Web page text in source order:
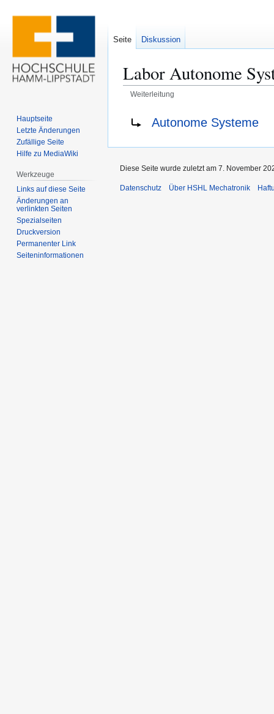
Labor Autonome
Weiterleitung
Navigation
Suche
Autonome Systeme
Seite Diskussion
Hauptseite
Letzte Änderungen
Zufällige Seite
Hilfe zu MediaWiki
Werkzeuge
Links auf diese Seite
Änderungen an
verlinkten Seiten
Spezialseiten
Druckversion
Permanenter Link
Seiten­­informationen
Diese Seite wurde zuletzt am 7. November
Datenschutz Über HSHL Mechatronik